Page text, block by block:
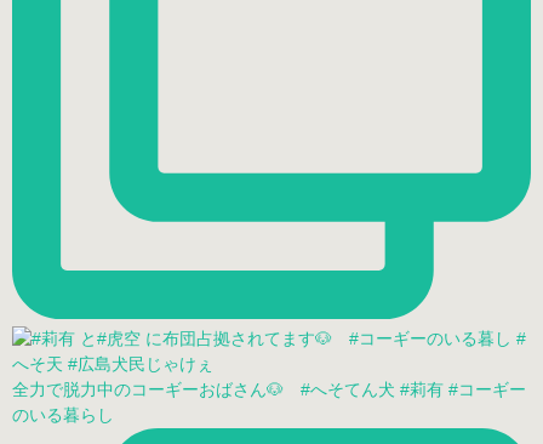
全力で脱力中のコーギーおばさん🐶 #へそてん犬 #莉有 #コーギー
のいる暮らし